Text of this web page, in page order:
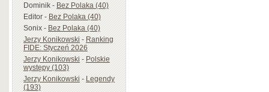
Dominik-Bez Polaka (40)
Editor-Bez Polaka (40)
Sonix-Bez Polaka (40)
Jerzy Konikowski-Ranking
FIDE: Styczeń 2026
Jerzy Konikowski-Polskie
występy (103)
Jerzy Konikowski-Legendy
(193)